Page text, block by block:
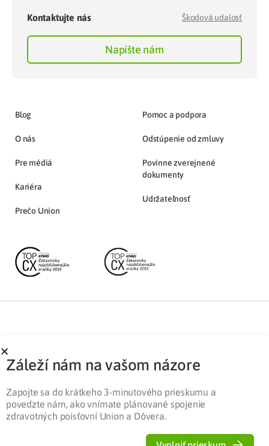
Kontaktujte nás Škodová udalosť
Napíšte nám
Blog
O nás
Pre médiá
Kariéra
Prečo Union
Pomoc a podpora
Odstúpenie od zmluvy
Povinne zverejnené
dokumenty
Udržateľnosť
Partnerská zóna Ochrana osobných údajov
Záleží nám na vašom názore
Zapojte sa do krátkeho 3-minutového prieskumu a
povedzte nám, ako vnímate plánované spojenie
zdravotných poisťovní Union a Dôvera.